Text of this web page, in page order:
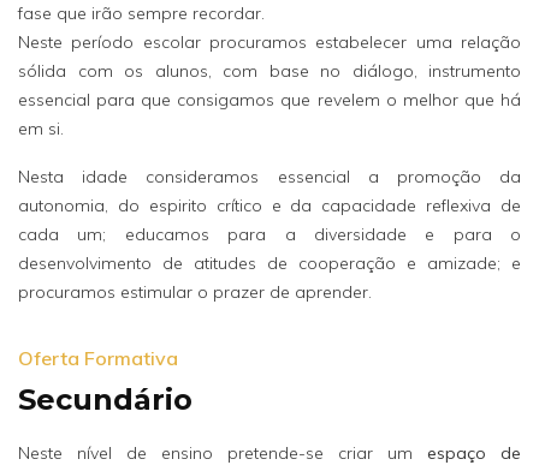
fase que irão sempre recordar.
Neste período escolar procuramos estabelecer uma relação
sólida com os alunos, com base no diálogo, instrumento
essencial para que consigamos que revelem o melhor que há
em si.
Nesta idade consideramos essencial a promoção da
autonomia, do espirito crítico e da capacidade reflexiva de
cada um; educamos para a diversidade e para o
desenvolvimento de atitudes de cooperação e amizade; e
procuramos estimular o prazer de aprender.
Oferta Formativa
Secundário
Neste nível de ensino pretende-se criar um espaço de